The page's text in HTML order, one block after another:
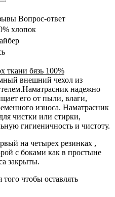
Вопрос-ответ
хлопок
ткани бязь 100%
внешний чехол из
надежно
его от пыли, влаги,
износа. Наматрасник
чистки или стирки,
гигиеничность и чистоту.
на четырех резинках ,
с боками как в простыне
закрыты.
того чтобы оставлять